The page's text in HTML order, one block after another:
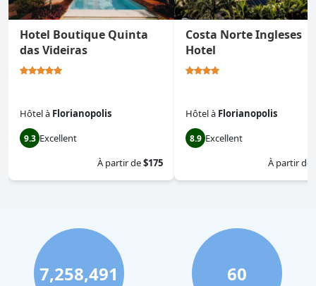
Hotel Boutique Quinta
das Videiras
Hôtelà Florianopolis
9.3 Excellent
À partir de$175
Costa Norte Ingleses
Hotel
Hôtelà Florianopolis
8.9 Excellent
À partir de
7,258,491 60